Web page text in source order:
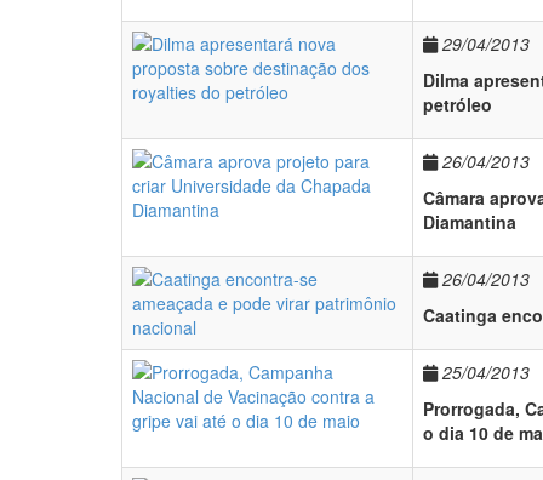
29/04/2013
Dilma
petróleo
26/04/2013
Câmara
Diamantina
26/04/2013
Caatinga
25/04/2013
Prorrogada,
o dia 10 de